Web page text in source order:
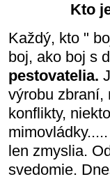
Kto
Každý, kto "
boj, ako boj s
pestovatelia.
výrobu zbraní,
konflikty,
len zmyslia.
svedomie.